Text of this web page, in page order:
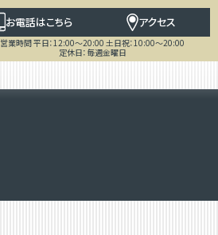
お電話はこちら アクセス
営業時間 平日：12:00～20:00 土日祝：10:00～20:00
定休日：毎週金曜日